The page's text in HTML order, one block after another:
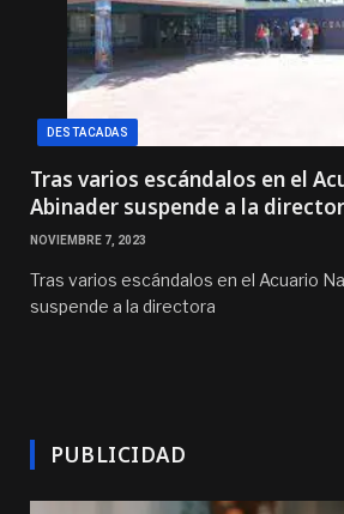
DESTACADAS
Tras varios escándalos en el
Abinader suspende a la
NOVIEMBRE 7, 2023
Tras varios escándalos en el Acuario
suspende a la directora
PUBLICIDAD